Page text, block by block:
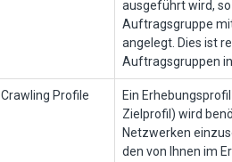
ausgeführt wird,
Auftragsgruppe
angelegt. Dies ist
Auftragsgruppen
Crawling Profile
Ein
Zielprofil) wird
Netzwerken
den von Ihnen im